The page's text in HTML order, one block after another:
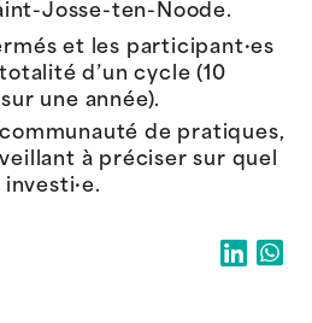
Josse-ten-Noode.
et les participant·es
d’un cycle (10
une année).
de pratiques,
à préciser sur quel